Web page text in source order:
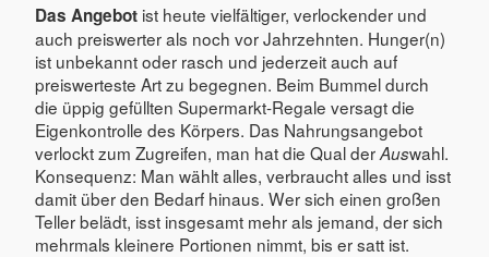
Das Angebot ist heute vielfältiger, verlockender und
auch preiswerter als noch vor Jahrzehnten. Hunger(n)
ist unbekannt oder rasch und jederzeit auch auf
preiswerteste Art zu begegnen. Beim Bummel durch
die üppig gefüllten Supermarkt-Regale versagt die
Eigenkontrolle des Körpers. Das Nahrungsangebot
verlockt zum Zugreifen, man hat die Qual derAuswahl.
Konsequenz: Man wählt alles, verbraucht alles und isst
damit über den Bedarf hinaus. Wer sich einen großen
Teller belädt, isst insgesamt mehr als jemand, der sich
mehrmals kleinere Portionen nimmt, bis er satt ist.